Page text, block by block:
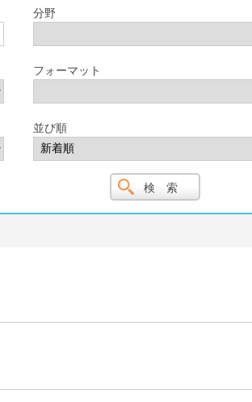
分野
フォーマット
並び順